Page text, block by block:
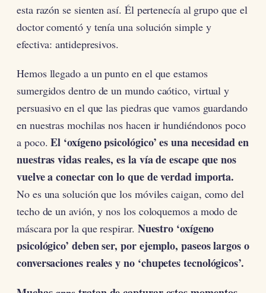
esta razón se sienten así. Él pertenecía al grupo que el
doctor comentó y tenía una solución simple y
efectiva: antidepresivos.
Hemos llegado a un punto en el que estamos
sumergidos dentro de un mundo caótico, virtual y
persuasivo en el que las piedras que vamos guardando
en nuestras mochilas nos hacen ir hundiéndonos poco
a poco.El ‘oxígeno psicológico’ es una necesidad en
nuestras vidas reales, es la vía de escape que nos
vuelve a conectar con lo que de verdad importa.
No es una solución que los móviles caigan, como del
techo de un avión, y nos los coloquemos a modo de
máscara por la que respirar. Nuestro ‘oxígeno
psicológico’ deben ser, por ejemplo, paseos largos o
conversaciones reales y no ‘chupetes tecnológicos’.